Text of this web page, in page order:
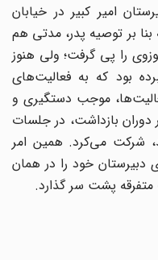
امیر کبیر در خیابان
بر توصیه پدر، مدتی هم
را پی گرفت؛ ولی هنوز
بود که به فعالیت‌های
موجب دستگیری و
بازداشت، در جلسات
شرکت می‌کرد. همین امر
خود را در همان
پشت سر گذارد.